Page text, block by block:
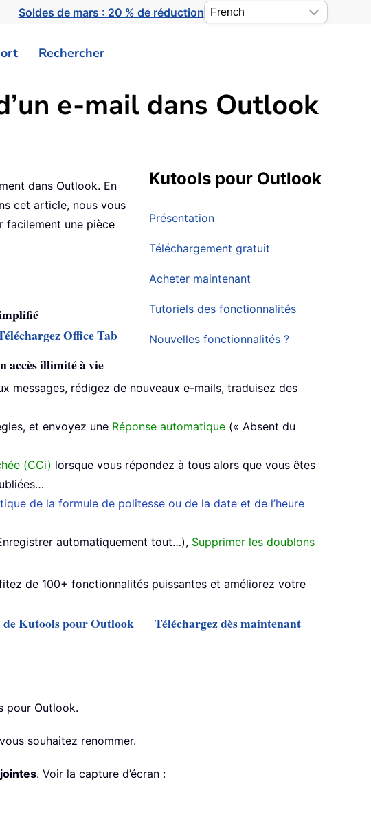
Soldes de mars : 20 % de réduction
Rechercher
e-mail dans Outlook
Kutools pour Outlook
Présentation
Téléchargement gratuit
Acheter maintenant
Tutoriels des fonctionnalités
Nouvelles fonctionnalités ?
dans Outlook. En
cet article, nous vous
facilement une pièce
Office Tab
accès illimité à vie
messages, rédigez de nouveaux e-mails, traduisez des
et envoyez une Réponse automatique (« Absent du
(CCi) lorsque vous répondez à tous alors que vous êtes
de la formule de politesse ou de la date et de l’heure
automatiquement tout…), Supprimer les doublons
de 100+ fonctionnalités puissantes et améliorez votre
de Kutools pour Outlook Téléchargez dès maintenant
pour Outlook.
souhaitez renommer.
. Voir la capture d’écran :